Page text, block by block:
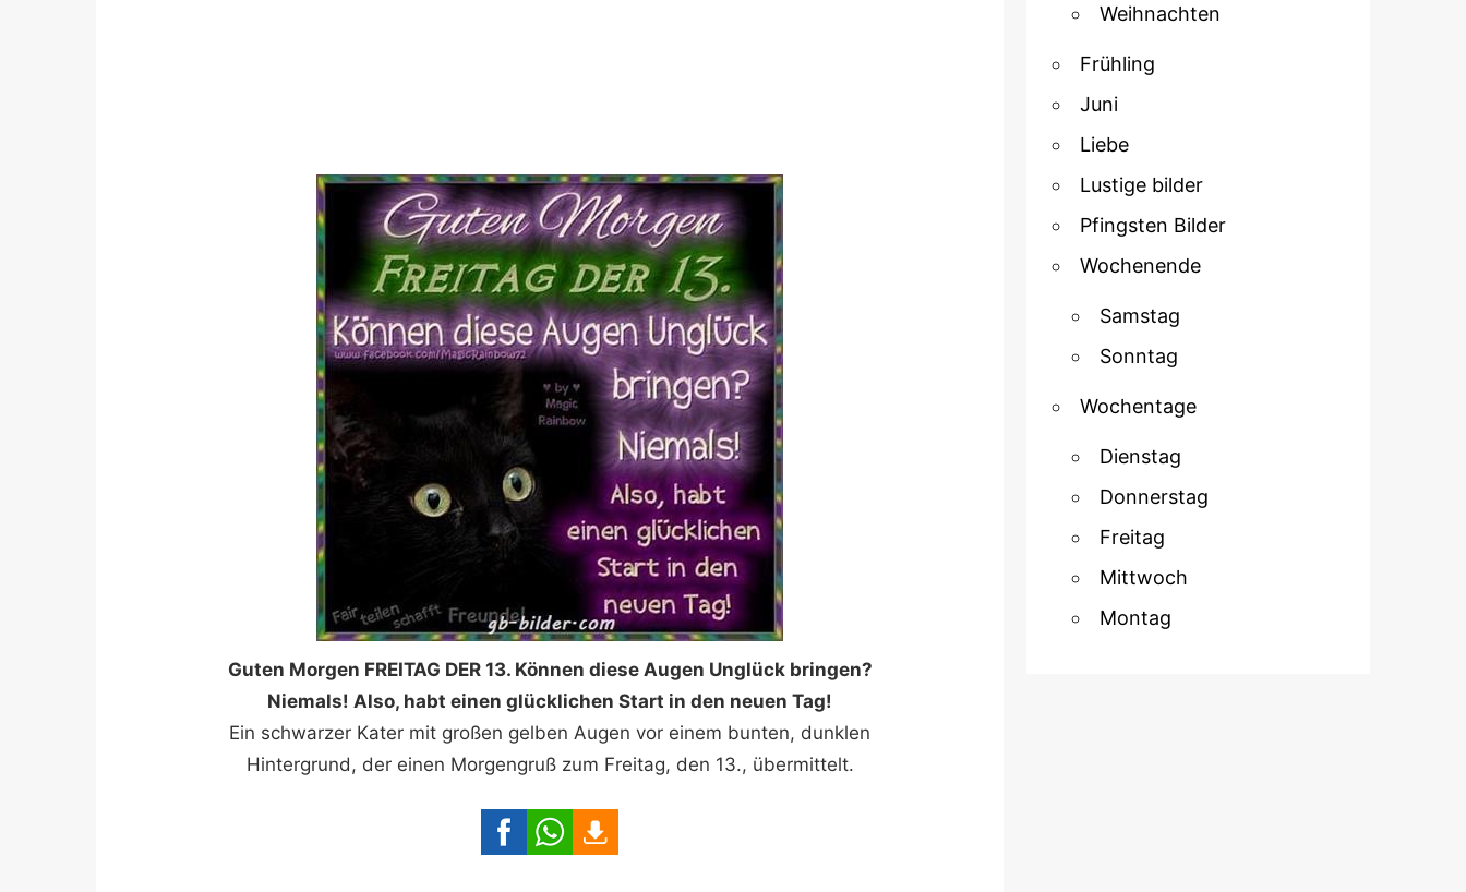
Guten Morgen FREITAG DER 13. Können diese Augen Unglück bringen?
Niemals! Also, habt einen glücklichen Start in den neuen Tag!
Ein schwarzer Kater mit großen gelben Augen vor einem bunten, dunklen
Hintergrund, der einen Morgengruß zum Freitag, den 13., übermittelt.
Weihnachten
Frühling
Juni
Liebe
Lustige bilder
Pfingsten Bilder
Wochenende
Samstag
Sonntag
Wochentage
Dienstag
Donnerstag
Freitag
Mittwoch
Montag